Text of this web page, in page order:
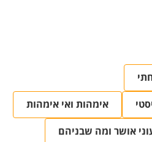
אימהות ואי אימהות
אושר ומה שבניהם